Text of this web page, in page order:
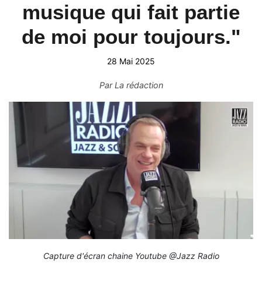
musique qui fait partie
de moi pour toujours."
28 Mai 2025
ParLa rédaction
Capture d'écran chaine Youtube @Jazz Radio